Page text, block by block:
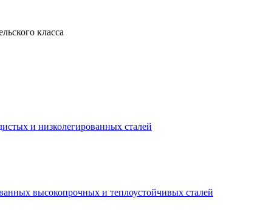
класса
и низколегированных сталей
высокопрочных и теплоустойчивых сталей